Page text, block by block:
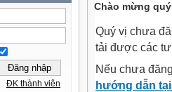
ĐK thành viên
Chào mừng
Quý vị chưa
tải được các
Nếu chưa
hướng dẫn